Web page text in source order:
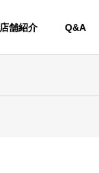
店舗紹介 Q&A